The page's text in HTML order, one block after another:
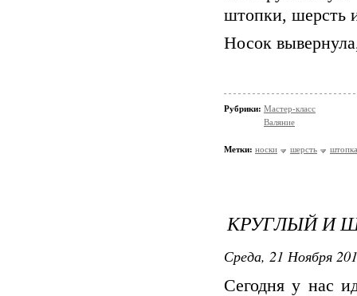
штопки, шерсть
Носок
Рубрики: Мастер-класс
Валяние
Метки: носки шерсть штопка
КРУГЛЫЙ И
Среда, 21 Ноября
Сегодня у нас